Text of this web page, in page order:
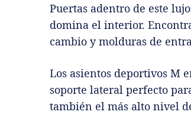
Puertas adentro de este
domina el interior.
cambio y molduras de
Los asientos deportivos M
soporte lateral perfecto
también el más alto nivel